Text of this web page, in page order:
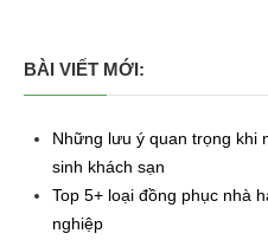
BÀI VIẾT MỚI:
Những lưu ý quan trọng khi
sinh khách sạn
Top 5+ loại đồng phục nhà
nghiệp